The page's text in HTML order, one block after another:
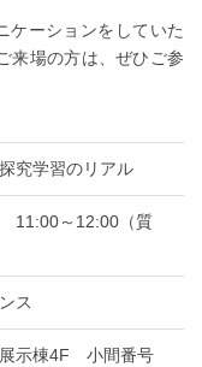
ケーションをしていた
来場の方は、ぜひご参
究学習のリアル
11:00～12:00（質
ス
示棟4F 小間番号